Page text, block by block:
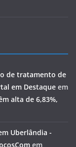
de tratamento de
em Destaque em
alta de 6,83%,
Uberlândia -
em